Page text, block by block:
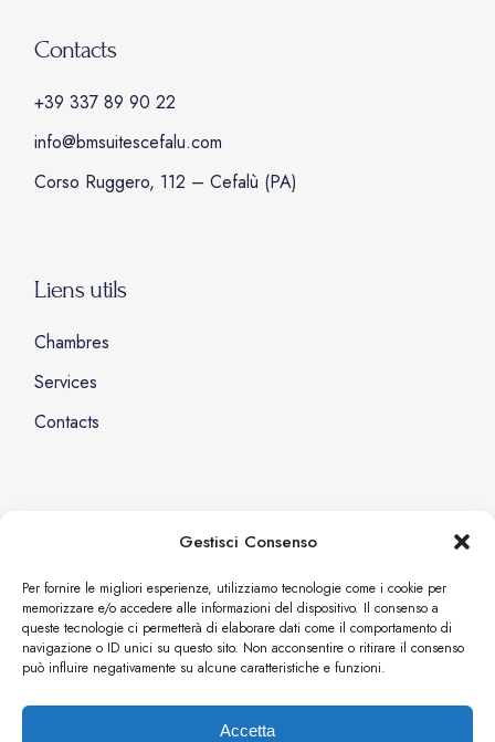
Gestisci Consenso
Per fornire le migliori esperienze, utilizziamo tecnologie come i cookie per
memorizzare e/o accedere alle informazioni del dispositivo. Il consenso a
queste tecnologie ci permetterà di elaborare dati come il comportamento di
navigazione o ID unici su questo sito. Non acconsentire o ritirare il consenso
può influire negativamente su alcune caratteristiche e funzioni.
Accetta
Contacts
+39 337 89 90 22
info@bmsuitescefalu.com
Corso Ruggero, 112 – Cefalù (PA)
Liens utils
Chambres
Services
Contacts
Facebook
Instagram